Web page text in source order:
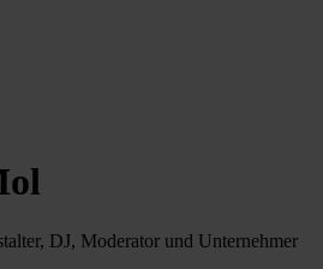
DJ, Moderator und Unternehmer